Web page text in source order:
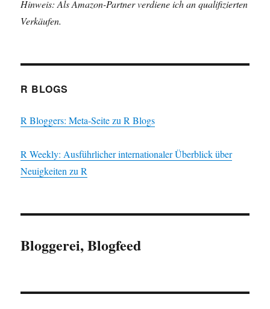
Hinweis: Als Amazon-Partner verdiene ich an qualifizierten
Verkäufen.
R BLOGS
R Bloggers: Meta-Seite zu R Blogs
R Weekly: Ausführlicher internationaler Überblick über
Neuigkeiten zu R
Bloggerei, Blogfeed